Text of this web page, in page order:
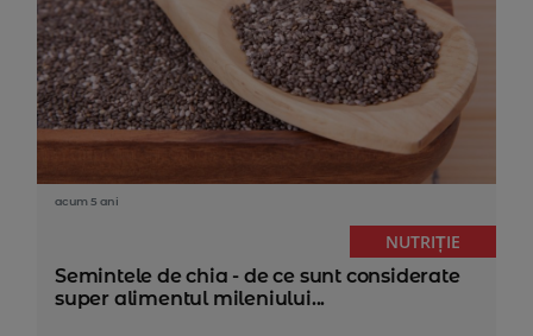
acum 5 ani
NUTRIȚIE
Semintele de chia - de ce sunt considerate
super alimentul mileniului...